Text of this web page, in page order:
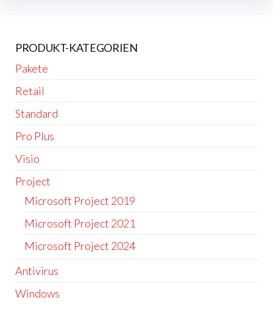
PRODUKT-KATEGORIEN
Pakete
Retail
Standard
Pro Plus
Visio
Project
Microsoft Project 2019
Microsoft Project 2021
Microsoft Project 2024
Antivirus
Windows